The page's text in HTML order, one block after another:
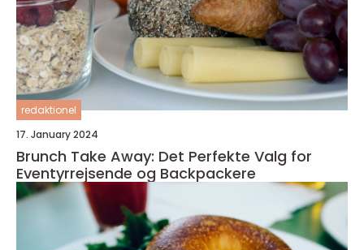
redaktionel
17. January 2024
Brunch Take Away: Det Perfekte Valg for
Eventyrrejsende og Backpackere